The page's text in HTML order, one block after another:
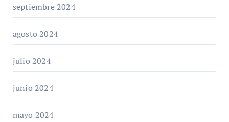
septiembre 2024
agosto 2024
julio 2024
junio 2024
mayo 2024